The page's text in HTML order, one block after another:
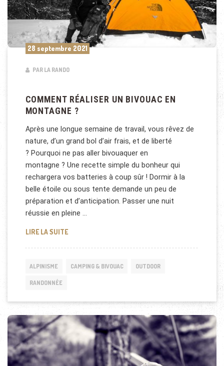
28 septembre 2021
PAR LA RANDO
COMMENT RÉALISER UN BIVOUAC EN
MONTAGNE ?
Après une longue semaine de travail, vous rêvez de
nature, d’un grand bol d’air frais, et de liberté
? Pourquoi ne pas aller bivouaquer en
montagne ? Une recette simple du bonheur qui
rechargera vos batteries à coup sûr ! Dormir à la
belle étoile ou sous tente demande un peu de
préparation et d’anticipation. Passer une nuit
réussie en pleine …
LIRE LA SUITECOMMENT RÉALISER UN BIVOUAC EN MONTAGNE ?
ALPINISME CAMPING & BIVOUAC OUTDOOR
RANDONNÉE